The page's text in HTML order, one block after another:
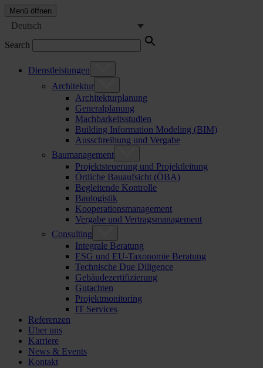
Menü öffnen
Deutsch
Search
Dienstleistungen
Architektur
Architekturplanung
Generalplanung
Machbarkeitsstudien
Building Information Modeling (BIM)
Ausschreibung und Vergabe
Baumanagement
Projektsteuerung und Projektleitung
Örtliche Bauaufsicht (ÖBA)
Begleitende Kontrolle
Baulogistik
Kooperationsmanagement
Vergabe und Vertragsmanagement
Consulting
Integrale Beratung
ESG und EU-Taxonomie Beratung
Technische Due Diligence
Gebäudezertifizierung
Gutachten
Projektmonitoring
IT Services
Referenzen
Über uns
Karriere
News & Events
Kontakt